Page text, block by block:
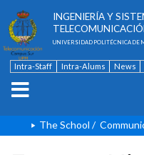
INGENIERÍA Y
UNIVERSIDAD POLITÉCNICA DE
Intra-Staff Intra-Alums News
The School /